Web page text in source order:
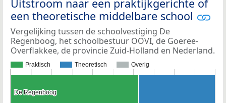
Uitstroom naar een praktijkgerichte of
een theoretische middelbare school
Vergelijking tussen de schoolvestiging De
Regenboog, het schoolbestuur OOVI, de Goeree-
Overflakkee, de provincie Zuid-Holland en Nederland.
Praktisch Theoretisch Overig
De Regenboog
De Regenboog